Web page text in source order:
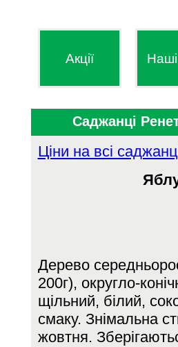
Акції Наші
Саджанці
Ціни на всі
Дерево
200г), округло-
щільний, білий,
смаку. Знімальна
жовтня.